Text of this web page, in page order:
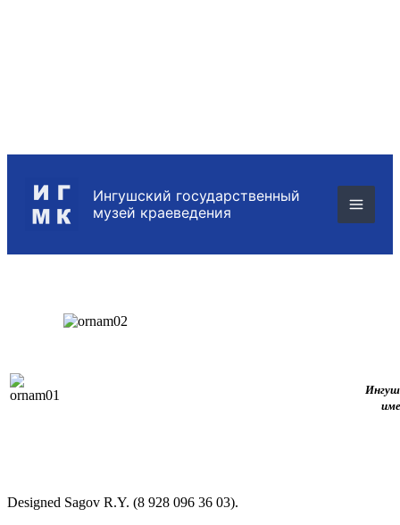
Designed Sagov R.Y. (8 928 096 36 03).